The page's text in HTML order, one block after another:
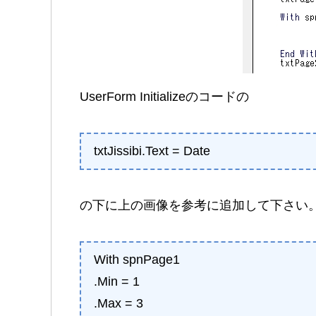
UserForm Initializeのコードの
txtJissibi.Text = Date
の下に上の画像を参考に追加して下さい
With spnPage1
.Min = 1
.Max = 3